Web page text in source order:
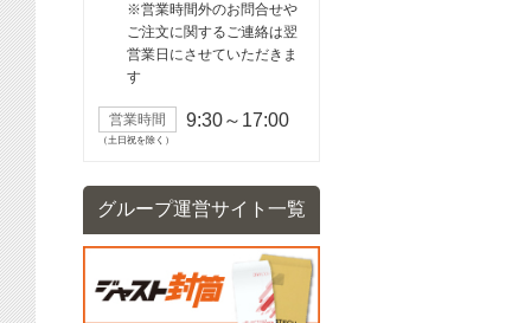
※営業時間外のお問合せや
ご注文に関するご連絡は翌
営業日にさせていただきま
す
営業時間 9:30～17:00
（土日祝を除く）
グループ運営サイト一覧